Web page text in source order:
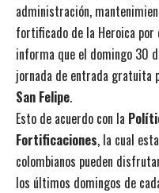
administración,
fortificado de la Heroica
informa que el domingo 30
jornada de entrada gratuita
San Felipe.
Esto de acuerdo con la
Fortificaciones, la cual
colombianos pueden
los últimos domingos de